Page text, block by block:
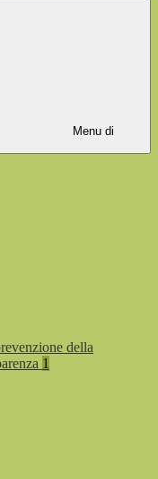
Menu di
della
1